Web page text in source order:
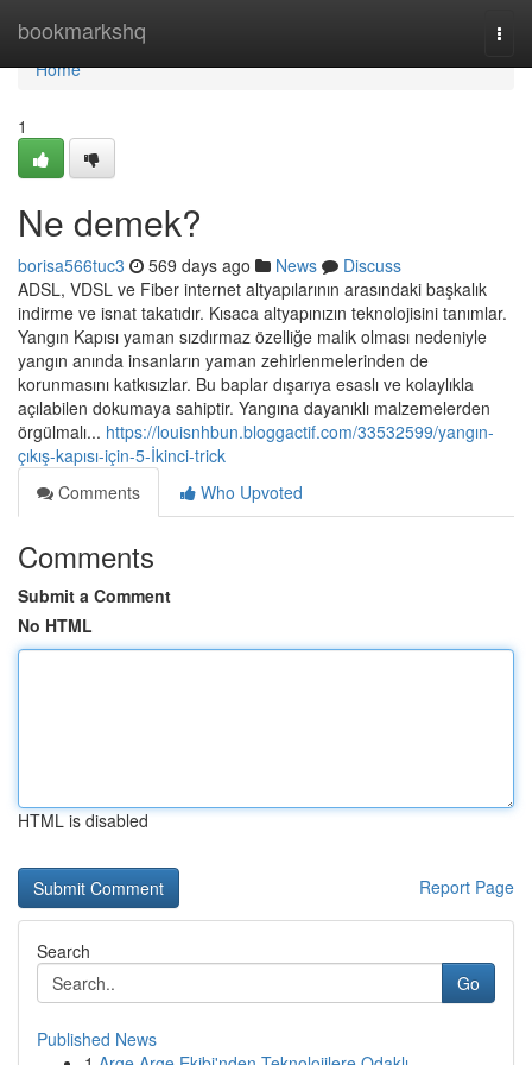
bookmarkshq
Home
Home
1
Ne demek?
borisa566tuc3 569 days ago News
Discuss
ADSL, VDSL ve Fiber internet altyapılarının arasındaki başkalık
indirme ve isnat takatıdır. Kısaca altyapınızın teknolojisini tanımlar.
Yangın Kapısı yaman sızdırmaz özelliğe malik olması nedeniyle
yangın anında insanların yaman zehirlenmelerinden de
korunmasını katkısızlar. Bu baplar dışarıya esaslı ve kolaylıkla
açılabilen dokumaya sahiptir. Yangına dayanıklı malzemelerden
örgülmalı... https://louisnhbun.bloggactif.com/33532599/yangın-
çıkış-kapısı-için-5-İkinci-trick
Comments
Who Upvoted
Comments
Submit a Comment
No HTML
HTML is disabled
Report Page
Search
Go
Published News